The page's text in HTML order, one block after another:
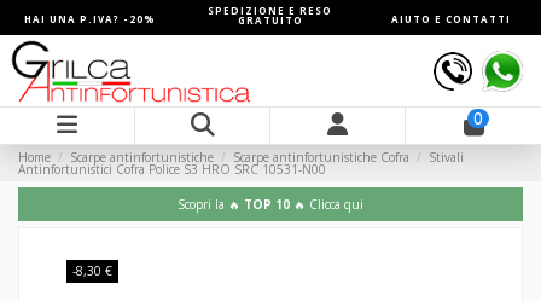
HAI UNA P.IVA? -20%
SPEDIZIONE E RESO
GRATUITO AIUTO E CONTATTI
0
Home Scarpe antinfortunistiche Scarpe antinfortunistiche Cofra Stivali
Antinfortunistici Cofra Police S3 HRO SRC 10531-N00
Scopri la 🔥 TOP 10 🔥 Clicca qui
-8,30 €